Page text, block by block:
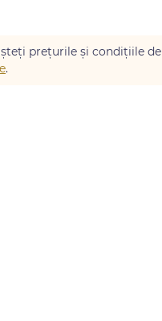
prețurile și condițiile de
.